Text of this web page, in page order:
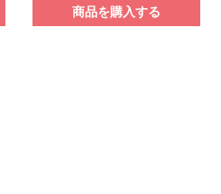
商品を購入する